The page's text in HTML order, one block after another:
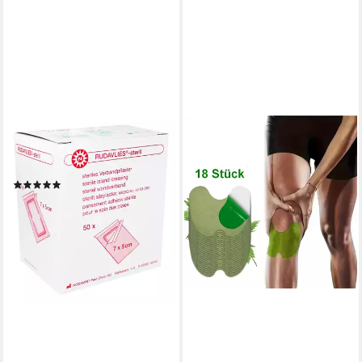
NOBAMED
Wundpflaster Rudavlies-steril
Verbandpflaster 50 Stück
ab 11,09 €
(0,22 €/ 1 Stk)
lieferbar - in 3-4 Werktagen bei dir